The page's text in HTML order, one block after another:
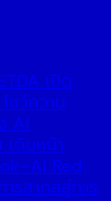
เปิด
ชว์ความ
AI
ดินหน้า
Red
รสากลสู่การ